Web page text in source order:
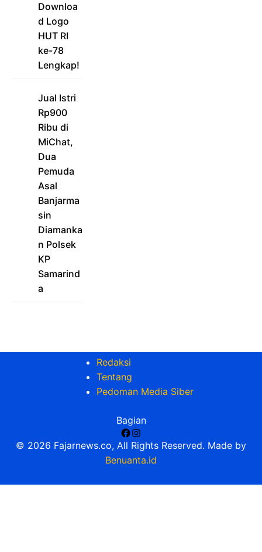
Downloa
d Logo
HUT RI
ke-78
Lengkap!
Jual Istri
Rp900
Ribu di
MiChat,
Dua
Pemuda
Asal
Banjarma
sin
Diamanka
n Polsek
KP
Samarind
a
Redaksi
Tentang
Pedoman Media Siber
Bagian
Facebook
Instagram
© 2026 Fajarnews.co, All Rights Reserved. Made by
Benuanta.id